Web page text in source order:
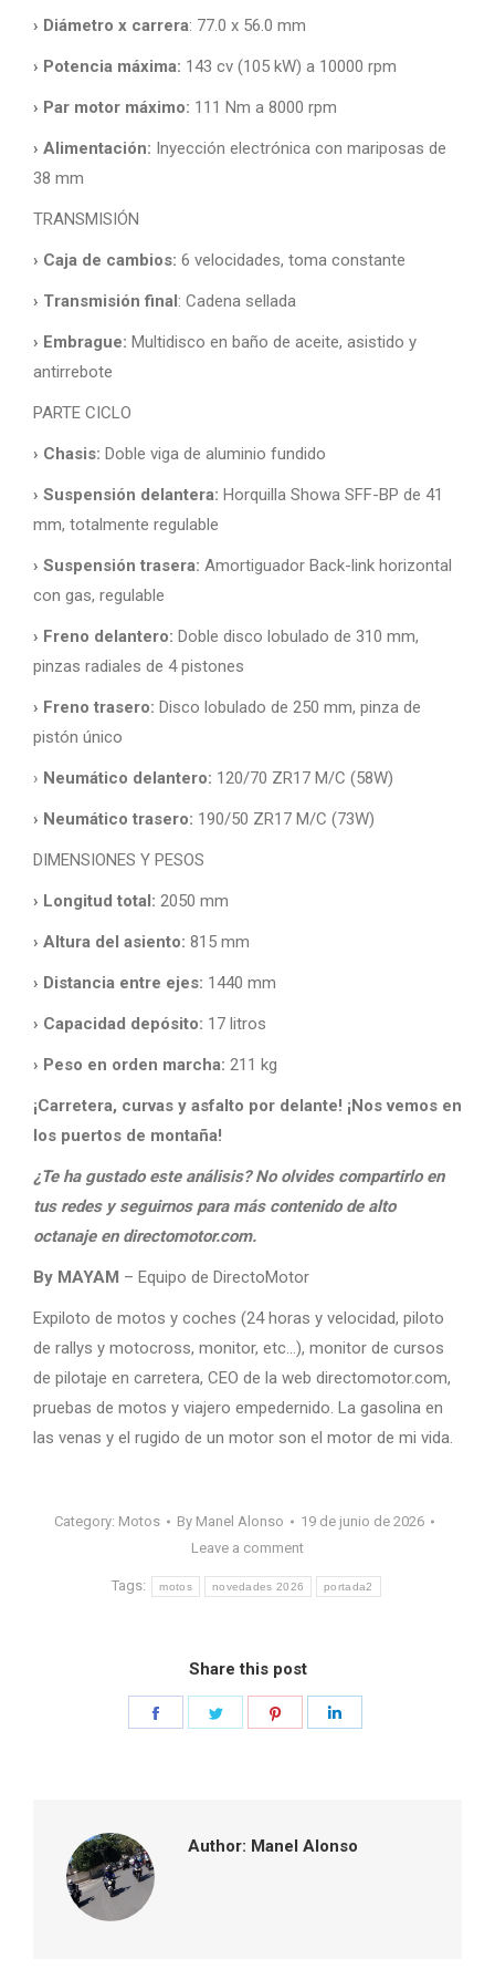
› Diámetro x carrera: 77.0 x 56.0 mm
› Potencia máxima: 143 cv (105 kW) a 10000 rpm
› Par motor máximo: 111 Nm a 8000 rpm
› Alimentación: Inyección electrónica con mariposas de
38 mm
TRANSMISIÓN
› Caja de cambios: 6 velocidades, toma constante
› Transmisión final: Cadena sellada
› Embrague: Multidisco en baño de aceite, asistido y
antirrebote
PARTE CICLO
› Chasis: Doble viga de aluminio fundido
› Suspensión delantera: Horquilla Showa SFF-BP de 41
mm, totalmente regulable
› Suspensión trasera: Amortiguador Back-link horizontal
con gas, regulable
› Freno delantero: Doble disco lobulado de 310 mm,
pinzas radiales de 4 pistones
› Freno trasero: Disco lobulado de 250 mm, pinza de
pistón único
› Neumático delantero: 120/70 ZR17 M/C (58W)
› Neumático trasero: 190/50 ZR17 M/C (73W)
DIMENSIONES Y PESOS
› Longitud total: 2050 mm
› Altura del asiento: 815 mm
› Distancia entre ejes: 1440 mm
› Capacidad depósito: 17 litros
› Peso en orden marcha: 211 kg
¡Carretera, curvas y asfalto por delante! ¡Nos vemos en
los puertos de montaña!
¿Te ha gustado este análisis? No olvides compartirlo en
tus redes y seguirnos para más contenido de alto
octanaje en directomotor.com.
By MAYAM – Equipo de DirectoMotor
Expiloto de motos y coches (24 horas y velocidad, piloto
de rallys y motocross, monitor, etc…), monitor de cursos
de pilotaje en carretera, CEO de la web directomotor.com,
pruebas de motos y viajero empedernido. La gasolina en
las venas y el rugido de un motor son el motor de mi vida.
Category: Motos By Manel Alonso
19 de junio de 2026
Leave a comment
Tags: motos novedades 2026 portada2
Share this post
Author: Manel Alonso